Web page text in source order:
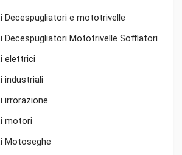
Decespugliatori e mototrivelle
Decespugliatori Mototrivelle Soffiatori
elettrici
industriali
irrorazione
motori
Motoseghe